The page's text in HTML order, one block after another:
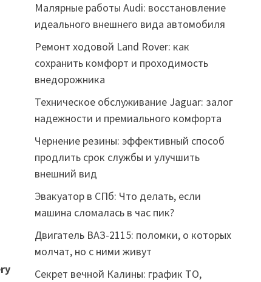
Малярные работы Audi: восстановление
идеального внешнего вида автомобиля
Ремонт ходовой Land Rover: как
сохранить комфорт и проходимость
внедорожника
Техническое обслуживание Jaguar: залог
надежности и премиального комфорта
Чернение резины: эффективный способ
продлить срок службы и улучшить
внешний вид
Эвакуатор в СПб: Что делать, если
машина сломалась в час пик?
Двигатель ВАЗ-2115: поломки, о которых
молчат, но с ними живут
Секрет вечной Калины: график ТО,